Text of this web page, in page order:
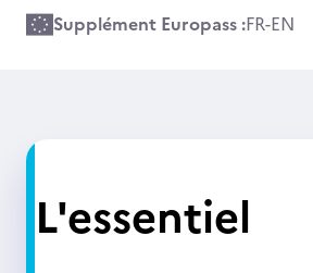
Supplément Europass :FR-EN
L'essentiel